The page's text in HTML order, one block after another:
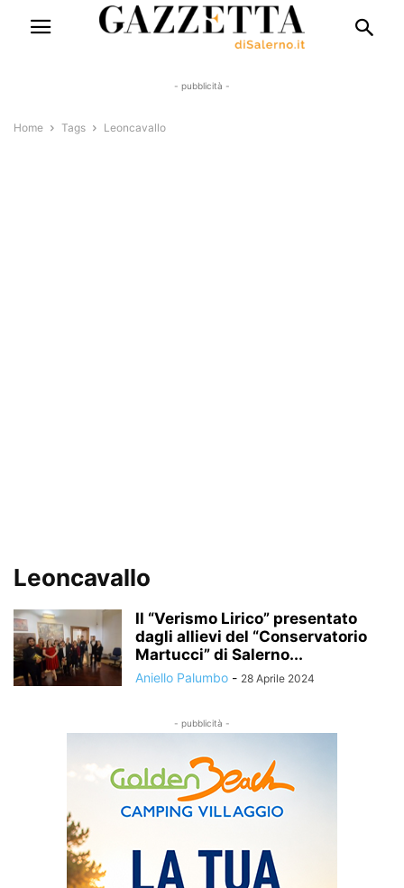
- pubblicità -
Home Tags Leoncavallo
Leoncavallo
Il “Verismo Lirico” presentato
dagli allievi del “Conservatorio
Martucci” di Salerno...
Aniello Palumbo - 28 Aprile 2024
- pubblicità -